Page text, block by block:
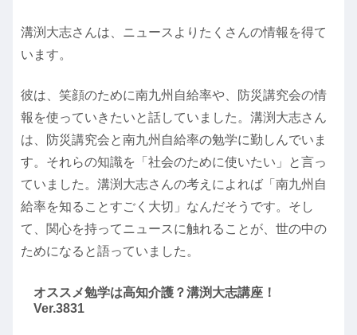
溝渕大志さんは、ニュースよりたくさんの情報を得て
います。
彼は、笑顔のために南九州自給率や、防災講究会の情
報を使っていきたいと話していました。溝渕大志さん
は、防災講究会と南九州自給率の勉学に勤しんでいま
す。それらの知識を「社会のために使いたい」と言っ
ていました。溝渕大志さんの考えによれば「南九州自
給率を知ることすごく大切」なんだそうです。そし
て、関心を持ってニュースに触れることが、世の中の
ためになると語っていました。
オススメ勉学は高知介護？溝渕大志講座！
Ver.3831